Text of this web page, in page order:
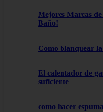
Mejores Marcas
Baño!
Como blanquear
El calentador de
suficiente
como hacer